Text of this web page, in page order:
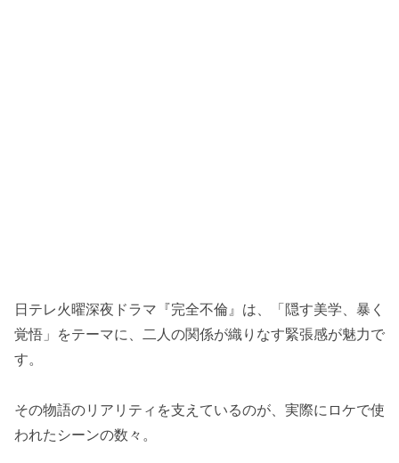
日テレ火曜深夜ドラマ『完全不倫』は、「隠す美学、暴く
覚悟」をテーマに、二人の関係が織りなす緊張感が魅力で
す。
その物語のリアリティを支えているのが、実際にロケで使
われたシーンの数々。